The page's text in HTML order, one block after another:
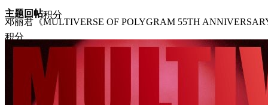
主题回帖积分
积分
11873
2025-11-20 19:48:51
邓丽君《MULTIVERSE OF POLYGRAM 55TH